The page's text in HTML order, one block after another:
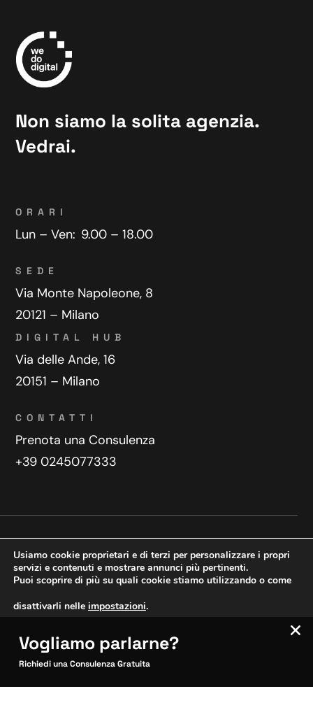
Non siamo la solita agenzia.
Vedrai.
ORARI
Lun – Ven: 9.00 – 18.00
SEDE
Via Monte Napoleone, 8
20121 – Milano
DIGITAL HUB
Via delle Ande, 16
20151 – Milano
CONTATTI
Prenota una Consulenza
+39 0245077333
Copyright © 2025 WeDoDigital
Creazione e sviluppo siti web
SITOCERTO®
Questo sito è attendibile
Usiamo cookie proprietari e di terzi per personalizzare i propri
servizi e contenuti e mostrare annunci più pertinenti.
Puoi scoprire di più su quali cookie stiamo utilizzando o come
disattivarli nelle impostazioni.
Accetta Impostazioni
Vogliamo parlarne?
Richiedi una Consulenza Gratuita